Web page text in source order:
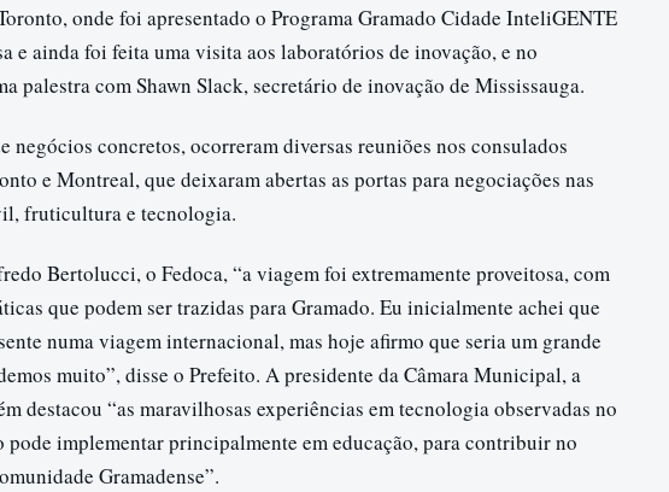
onde foi apresentado o Programa Gramado Cidade InteliGENTE
e ainda foi feita uma visita aos laboratórios de inovação, e no
palestra com Shawn Slack, secretário de inovação de Mississauga.
negócios concretos, ocorreram diversas reuniões nos consulados
e Montreal, que deixaram abertas as portas para negociações nas
fruticultura e tecnologia.
Bertolucci, o Fedoca, “a viagem foi extremamente proveitosa, com
que podem ser trazidas para Gramado. Eu inicialmente achei que
numa viagem internacional, mas hoje afirmo que seria um grande
muito”, disse o Prefeito. A presidente da Câmara Municipal, a
destacou “as maravilhosas experiências em tecnologia observadas no
pode implementar principalmente em educação, para contribuir no
Gramadense”.